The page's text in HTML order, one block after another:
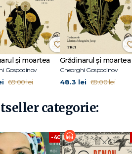
și moartea
Gospodinov
69.00 lei
Grădinarul și moartea
Gheorghi Gospodinov
48.3 lei 69.00 lei
categorie:
-40%